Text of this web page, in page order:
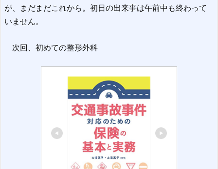
が、まだまだこれから。初日の出来事は午前中も終わって
いません。
次回、初めての整形外科